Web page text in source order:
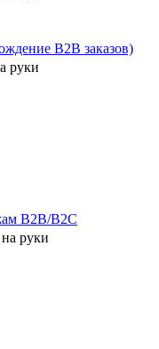
В2В заказов)
руки
B2B/B2C
на руки